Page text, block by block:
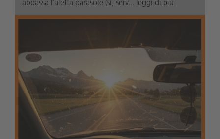
abbassa l’aletta parasole (sì, serv... leggi di più